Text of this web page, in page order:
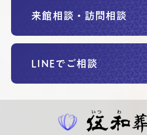
来館相談・訪問相談
LINEでご相談